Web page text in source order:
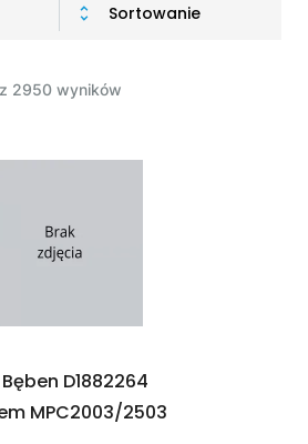
Sortowanie
2950 wyników
D1882264
MPC2003/2503